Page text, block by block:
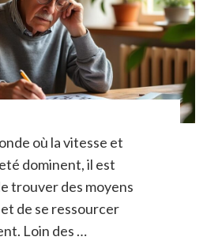
où la vitesse et
dominent, il est
trouver des moyens
de se ressourcer
Loin des …